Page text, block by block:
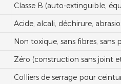
Classe B (auto-extinguible,
Acide, alcali, déchirure,
Non toxique, sans fibres, sans
Zéro (construction sans joint
Colliers de serrage pour